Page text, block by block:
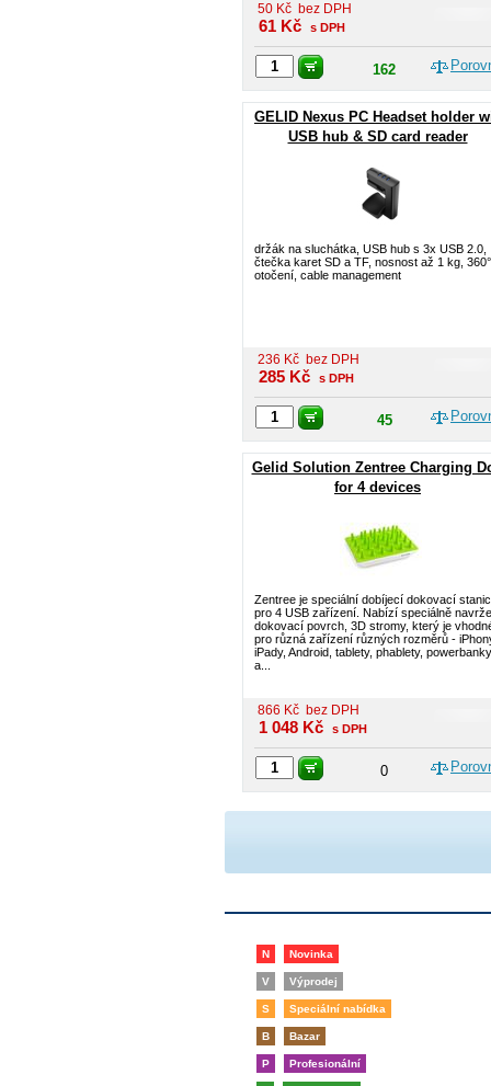
50 Kč bez DPH
61 Kč s DPH
162
GELID Nexus PC Headset holder
USB hub & SD card reader
držák na sluchátka, USB hub s 3x USB 2.0,
čtečka karet SD a TF, nosnost až 1 kg, 360°
otočení, cable management
236 Kč bez DPH
285 Kč s DPH
45
Gelid Solution Zentree Charging
for 4 devices
Zentree je speciální dobíjecí dokovací
pro 4 USB zařízení. Nabízí speciálně
dokovací povrch, 3D stromy, který je
pro různá zařízení různých rozměrů -
iPady, Android, tablety, phablety, powerbanky
a...
866 Kč bez DPH
1 048 Kč s DPH
0
N Novinka
V Výprodej
S Speciální nabídka
B Bazar
P Profesionální